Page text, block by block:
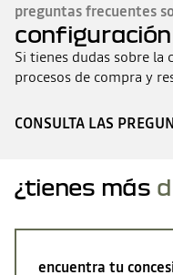
preguntas frecuentes
Si tienes dudas sobre la
procesos de compra y
CONSULTA LAS
¿tienes más
encuentra tu